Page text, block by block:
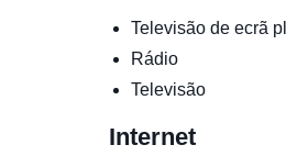
Televisão de ecrã
Rádio
Televisão
Internet